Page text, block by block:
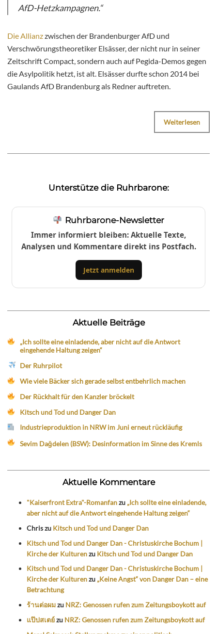
AfD-Hetzkampagnen.“
Die Allianzzwischen der Brandenburger AfD und
Verschwörungstheoretiker Elsässer, der nicht nur in seiner
Zeitschrift Compact, sondern auch auf Pegida-Demos gegen
die Asylpolitik hetzt, ist alt. Elsässer durfte schon 2014 bei
Gaulands AfD Brandenburg als Redner auftreten.
Weiterlesen
Unterstütze die Ruhrbarone:
Ruhrbarone-Newsletter
Immer informiert bleiben: Aktuelle Texte,
Analysen und Kommentare direkt ins Postfach.
Jetzt anmelden
Aktuelle Beiträge
„Ich sollte eine einladende, aber nicht auf die Antwort
eingehende Haltung zeigen“
Der Ruhrpilot
Wie viele Bäcker sich gerade selbst entbehrlich machen
Der Rückhalt für den Kanzler bröckelt
Kitsch und Tod und Danger Dan
Industrieproduktion in NRW im Juni erneut rückläufig
Sevim Dağdelen (BSW): Desinformation im Sinne des Kremls
Aktuelle Kommentare
"Kaiserfront Extra"-Romanfanzu „Ich sollte eine einladende,
aber nicht auf die Antwort eingehende Haltung zeigen“
Chriszu Kitsch und Tod und Danger Dan
Kitsch und Tod und Danger Dan - Christuskirche Bochum |
Kirche der Kulturenzu Kitsch und Tod und Danger Dan
Kitsch und Tod und Danger Dan - Christuskirche Bochum |
Kirche der Kulturenzu „Keine Angst“ von Danger Dan – eine
Betrachtung
ร้านต่อผมzu NRZ: Genossen rufen zum Zeitungsboykott auf
แป๊ปสเตย์zu NRZ: Genossen rufen zum Zeitungsboykott auf